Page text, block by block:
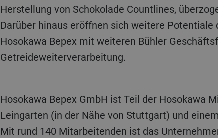
Herstellung von Schokolade Countlines,
Darüber hinaus eröffnen sich weitere
Hosokawa Bepex mit weiteren Bühler
Getreideweiterverarbeitung.
Hosokawa Bepex GmbH ist Teil der Hosokawa Micron Group, Hirakata, mit Hauptsitz in
Leingarten (in der Nähe von Stuttgart) und
Mit rund 140 Mitarbeitenden ist das